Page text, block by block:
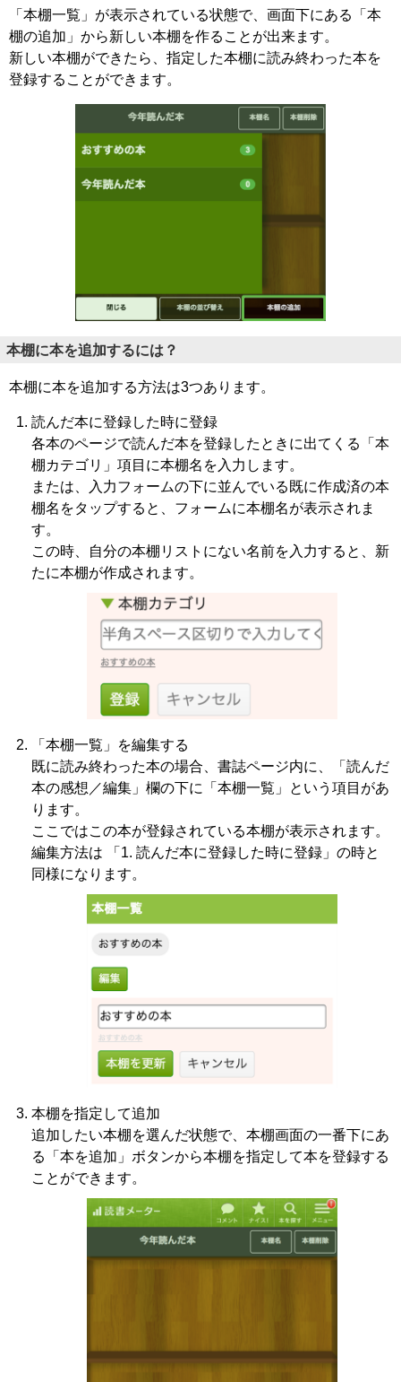
「本棚一覧」が表示されている状態で、画面下にある「本
棚の追加」から新しい本棚を作ることが出来ます。
新しい本棚ができたら、指定した本棚に読み終わった本を
登録することができます。
本棚に本を追加するには？
本棚に本を追加する方法は3つあります。
読んだ本に登録した時に登録
各本のページで読んだ本を登録したときに出てくる「本
棚カテゴリ」項目に本棚名を入力します。
または、入力フォームの下に並んでいる既に作成済の本
棚名をタップすると、フォームに本棚名が表示されま
す。
この時、自分の本棚リストにない名前を入力すると、新
たに本棚が作成されます。
「本棚一覧」を編集する
既に読み終わった本の場合、書誌ページ内に、「読んだ
本の感想／編集」欄の下に「本棚一覧」という項目があ
ります。
ここではこの本が登録されている本棚が表示されます。
編集方法は 「1. 読んだ本に登録した時に登録」の時と
同様になります。
本棚を指定して追加
追加したい本棚を選んだ状態で、本棚画面の一番下にあ
る「本を追加」ボタンから本棚を指定して本を登録する
ことができます。